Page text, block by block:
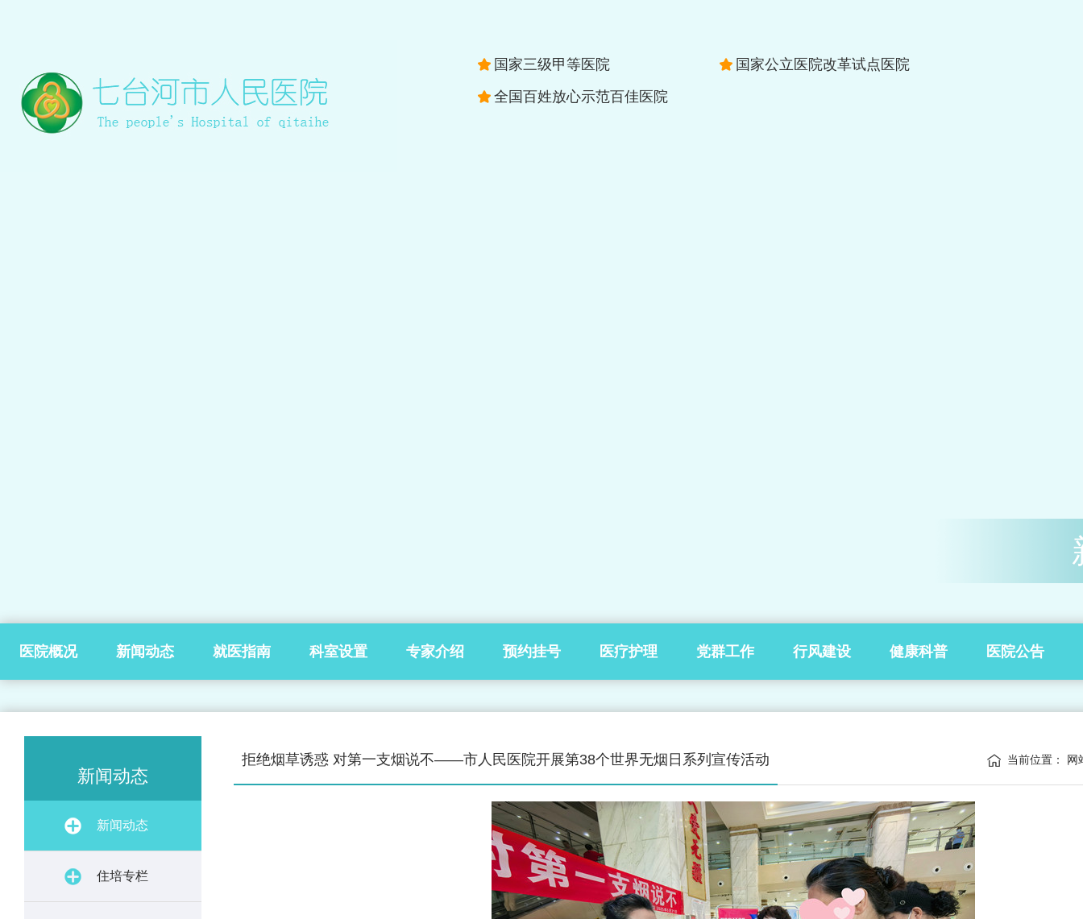
国家三级甲等医院
国家公立医院改革试点医院
全国百姓放心示范百佳医院
医院概况 新闻动态 就医指南 科室设置 专家介绍 预约挂号 医疗护理 党群工作 行风建设 健康科普 医院公告
新闻动态
新闻动态
住培专栏
拒绝烟草诱惑 对第一支烟说不——市人民医院开展第38个世界无烟日系列宣传活动 当前位置： 网